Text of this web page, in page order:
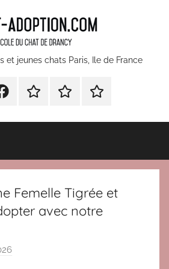
et jeunes chats Paris, Ile de France
Devenir
pour
du
Drancy
Comment
un
à
du
Chat
Nos
Femelle Tigrée et
avec notre